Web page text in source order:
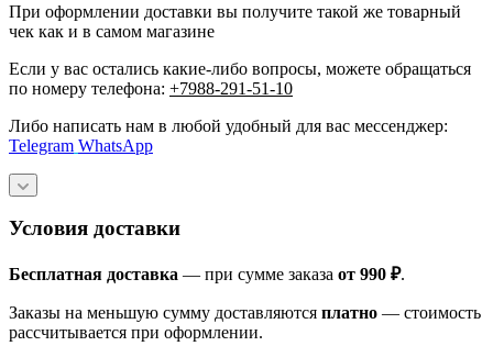
При оформлении доставки вы получите такой же товарный
чек как и в самом магазине
Если у вас остались какие-либо вопросы, можете обращаться
по номеру телефона: +7988-291-51-10
Либо написать нам в любой удобный для вас мессенджер:
Telegram WhatsApp
Условия доставки
Бесплатная доставка — при сумме заказа от 990 ₽.
Заказы на меньшую сумму доставляются платно — стоимость
рассчитывается при оформлении.